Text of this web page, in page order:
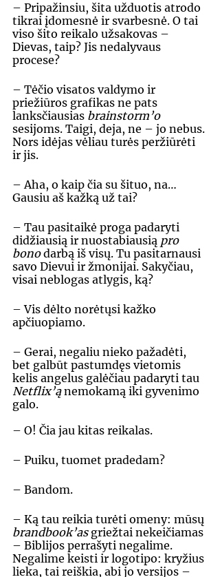
– Pripažinsiu, šita užduotis atrodo
tikrai įdomesnė ir svarbesnė. O tai
viso šito reikalo užsakovas –
Dievas, taip? Jis nedalyvaus
procese?
– Tėčio visatos valdymo ir
priežiūros grafikas ne pats
lanksčiausias brainstorm’o
sesijoms. Taigi, deja, ne – jo nebus.
Nors idėjas vėliau turės peržiūrėti
ir jis.
– Aha, o kaip čia su šituo, na…
Gausiu aš kažką už tai?
– Tau pasitaikė proga padaryti
didžiausią ir nuostabiausią pro
bono darbą iš visų. Tu pasitarnausi
savo Dievui ir žmonijai. Sakyčiau,
visai neblogas atlygis, ką?
– Vis dėlto norėtųsi kažko
apčiuopiamo.
– Gerai, negaliu nieko pažadėti,
bet galbūt pastumdęs vietomis
kelis angelus galėčiau padaryti tau
Netflix’ą nemokamą iki gyvenimo
galo.
– O! Čia jau kitas reikalas.
– Puiku, tuomet pradedam?
– Bandom.
– Ką tau reikia turėti omeny: mūsų
brandbook’as griežtai nekeičiamas
– Biblijos perrašyti negalime.
Negalime keisti ir logotipo: kryžius
lieka, tai reiškia, abi jo versijos –